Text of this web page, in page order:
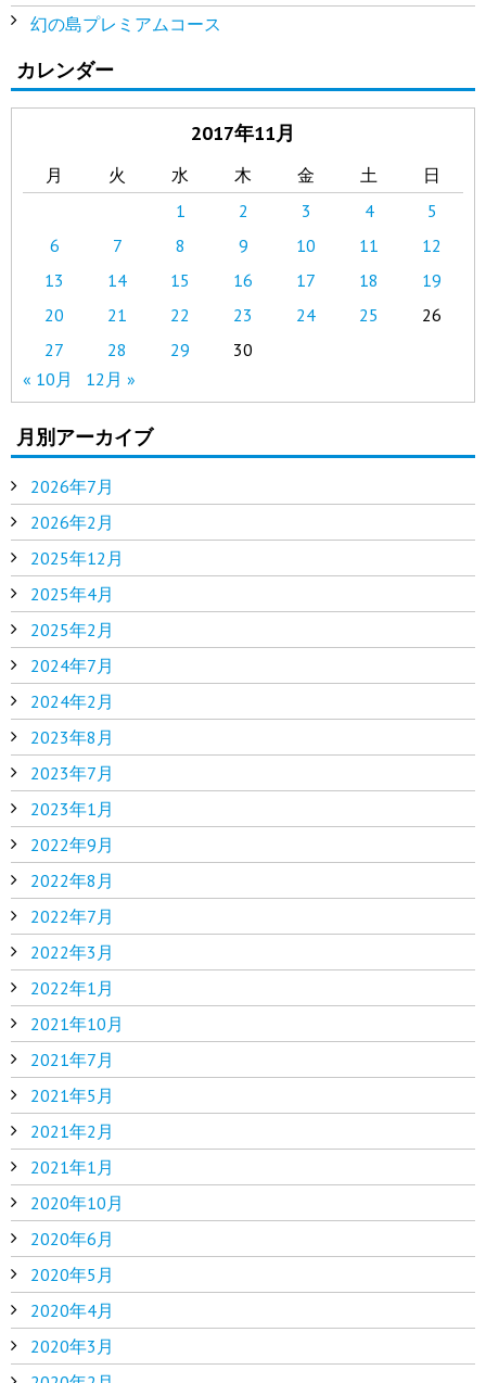
幻の島プレミアムコース
カレンダー
2017年11月
月 火 水 木 金 土
日
1
2 3 4
5
6
7 8 9 10 11
12
13
14 15 16 17 18
19
20
21 22 23 24 25
26
27
28 29
30
« 10月
12月 »
月別アーカイブ
2026年7月
2026年2月
2025年12月
2025年4月
2025年2月
2024年7月
2024年2月
2023年8月
2023年7月
2023年1月
2022年9月
2022年8月
2022年7月
2022年3月
2022年1月
2021年10月
2021年7月
2021年5月
2021年2月
2021年1月
2020年10月
2020年6月
2020年5月
2020年4月
2020年3月